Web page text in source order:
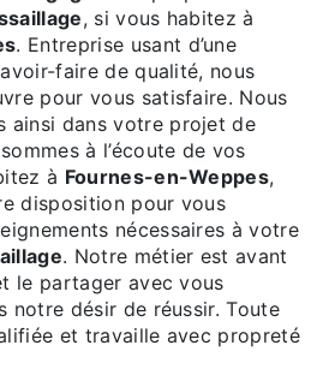
, si vous habitez à
. Entreprise usant d’une
faire de qualité, nous
pour vous satisfaire. Nous
ainsi dans votre projet de
à l’écoute de vos
à Fournes-en-Weppes,
disposition pour vous
nécessaires à votre
. Notre métier est avant
le partager avec vous
notre désir de réussir. Toute
et travaille avec propreté